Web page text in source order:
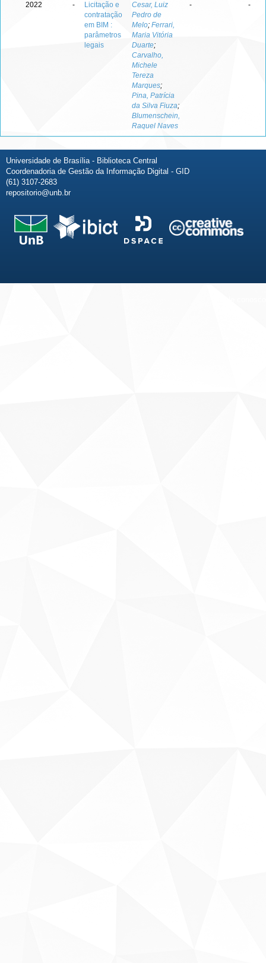
2022 -
Licitação e
contratação
em BIM :
parâmetros
legais
Cesar, Luiz
Pedro de
Melo; Ferrari,
Maria Vitória
Duarte;
Carvalho,
Michele
Tereza
Marques;
Pina, Patrícia
da Silva Fiuza;
Blumenschein,
Raquel Naves
- -
Universidade de Brasília - Biblioteca Central
Coordenadoria de Gestão da Informação Digital - GID
(61) 3107-2683
repositorio@unb.br